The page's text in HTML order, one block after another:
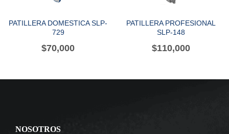
PATILLERA DOMESTICA SLP-
729
$70,000
PATILLERA PROFESIONAL
SLP-148
$110,000
NOSOTROS